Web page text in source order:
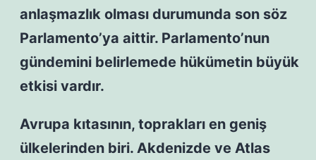
anlaşmazlık olması durumunda son söz
Parlamento’ya aittir. Parlamento’nun
gündemini belirlemede hükümetin büyük
etkisi vardır.
Avrupa kıtasının, toprakları en geniş
ülkelerinden biri. Akdenizde ve Atlas